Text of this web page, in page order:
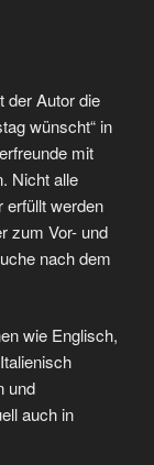
der Autor die
wünscht“ in
mit
Nicht alle
erfüllt werden
zum Vor- und
nach dem
wie Englisch,
und
auch in